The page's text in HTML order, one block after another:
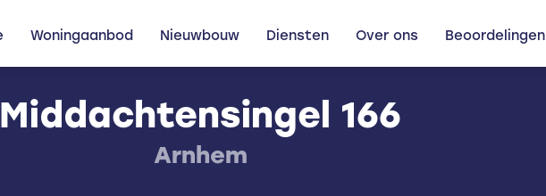
Woningaanbod Nieuwbouw Diensten Over ons Beoordelingen
Middachtensingel 166
Arnhem